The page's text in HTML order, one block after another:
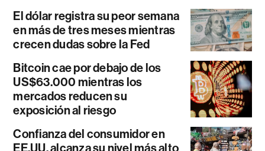
El dólar registra su peor semana
en más de tres meses mientras
crecen dudas sobre la Fed
Bitcoin cae por debajo de los
US$63.000 mientras los
mercados reducen su
exposición al riesgo
Confianza del consumidor en
EE.UU. alcanza su nivel más alto